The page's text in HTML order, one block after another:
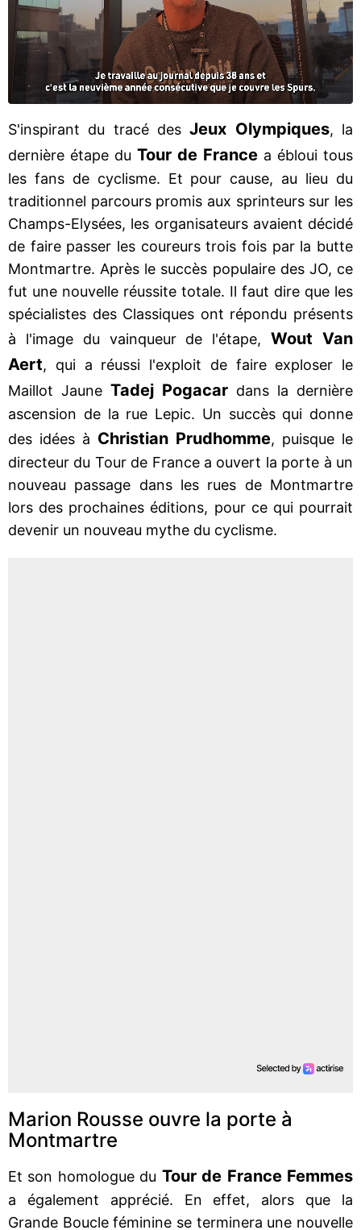
S'inspirant du tracé desJeux Olympiques, la
dernière étape du Tour de France a ébloui tous
les fans de cyclisme. Et pour cause, au lieu du
traditionnel parcours promis aux sprinteurs sur les
Champs-Elysées, les organisateurs avaient décidé
de faire passer les coureurs trois fois par la butte
Montmartre. Après le succès populaire des JO, ce
fut une nouvelle réussite totale. Il faut dire que les
spécialistes des Classiques ont répondu présents
à l'image du vainqueur de l'étape,Wout Van
Aert, qui a réussi l'exploit de faire exploser le
Maillot Jaune Tadej Pogacar dans la dernière
ascension de la rue Lepic. Un succès qui donne
des idées à Christian Prudhomme, puisque le
directeur du Tour de France a ouvert la porte à un
nouveau passage dans les rues de Montmartre
lors des prochaines éditions, pour ce qui pourrait
devenir un nouveau mythe du cyclisme.
Marion Rousse ouvre la porte à
Montmartre
Et son homologue du Tour de France Femmes
a également apprécié. En effet, alors que la
Grande Boucle féminine se terminera une nouvelle